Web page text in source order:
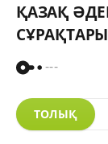
ҚАЗАҚ
СҰРАҚТАРЫ
---
ТОЛЫҚ